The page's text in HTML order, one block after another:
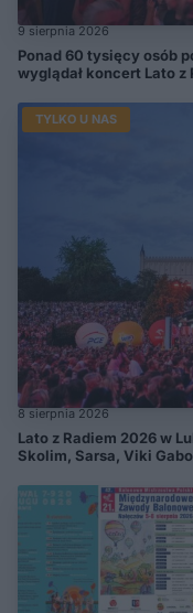
9 sierpnia 2026
Ponad 60 tysięcy osób
wyglądał koncert Lato z
TYLKO U NAS
8 sierpnia 2026
Lato z Radiem 2026 w
Skolim, Sarsa, Viki